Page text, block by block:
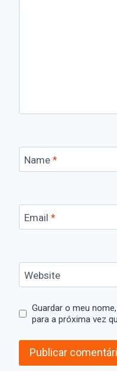
Name *
Email *
Website
Guardar o meu
para a próxima vez